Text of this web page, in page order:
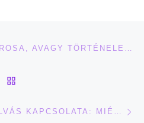
között AZ ÉLHETŐ EGER VÁROSA, AVAGY TÖRTÉNELEM ÉS MODERNITÁS, TERMÉSZETI CSODÁK ÉS MUNKAHELYEK A TÉRSÉGBEN